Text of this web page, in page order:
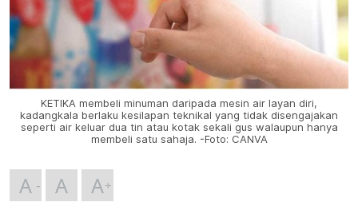
KETIKA membeli minuman daripada mesin air layan diri,
kadangkala berlaku kesilapan teknikal yang tidak disengajakan
seperti air keluar dua tin atau kotak sekali gus walaupun hanya
membeli satu sahaja. -Foto: CANVA
A A A